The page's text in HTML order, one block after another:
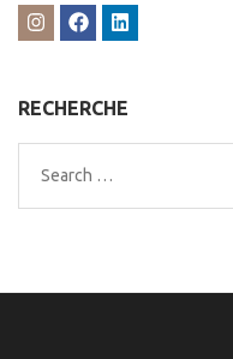
RECHERCHE
Search
for: